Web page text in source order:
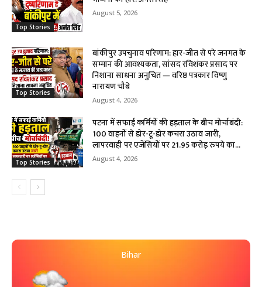
Top Stories
August 5, 2026
Top Stories
बांकीपुर उपचुनाव परिणाम: हार-जीत से परे जनमत के
सम्मान की आवश्यकता, सांसद रविशंकर प्रसाद पर
निशाना साधना अनुचित — वरिष्ठ पत्रकार विष्णु
नारायण चौबे
August 4, 2026
Top Stories
पटना में सफाई कर्मियों की हड़ताल के बीच मोर्चाबंदी:
100 वाहनों से डोर-टू-डोर कचरा उठाव जारी,
लापरवाही पर एजेंसियों पर 21.95 करोड़ रुपये का...
August 4, 2026
Bihar